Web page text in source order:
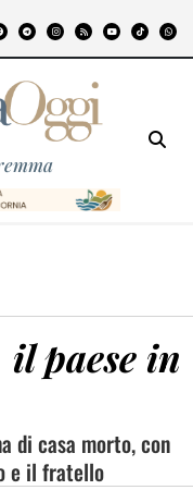
paese in
di casa morto, con
e il fratello